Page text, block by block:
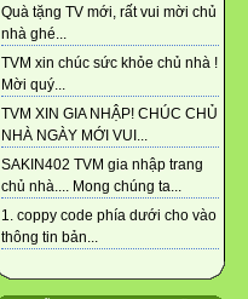
Quà tặng TV mới, rất vui mời chủ
nhà ghé...
TVM xin chúc sức khỏe chủ nhà !
Mời quý...
TVM XIN GIA NHẬP! CHÚC CHỦ
NHÀ NGÀY MỚI VUI...
SAKIN402 TVM gia nhập trang
chủ nhà.... Mong chúng ta...
1. coppy code phía dưới cho vào
thông tin bản...